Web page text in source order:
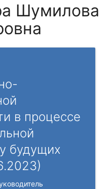
Шумилова
в процессе
будущих